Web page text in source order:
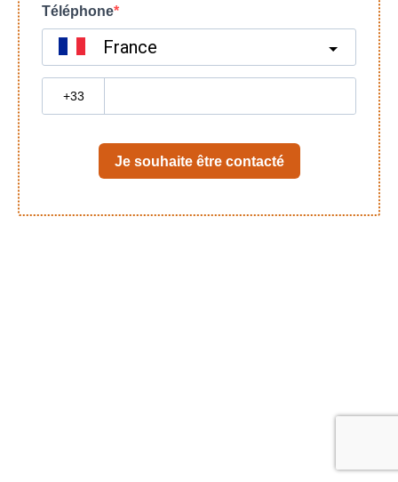
Téléphone
France
Je souhaite être contacté